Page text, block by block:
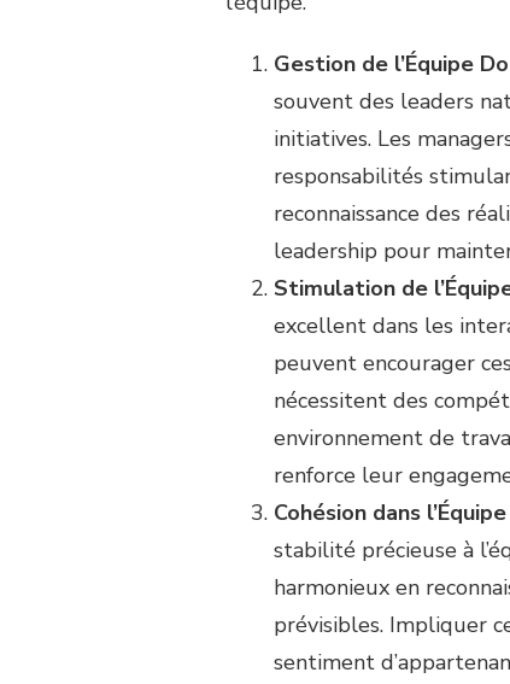
Gestion de l’Équipe
souvent des leaders
initiatives. Les
responsabilités
reconnaissance des
leadership pour
Stimulation de
excellent dans les
peuvent encourager
nécessitent des
environnement de
renforce leur
Cohésion dans
stabilité précieuse à
harmonieux en
prévisibles. Impliquer
sentiment